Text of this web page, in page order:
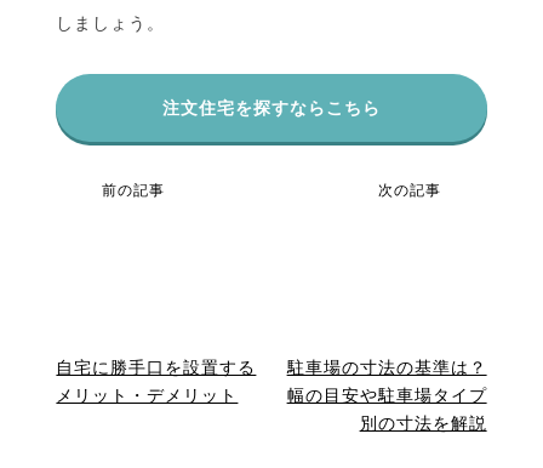
しましょう。
注文住宅を探すならこちら
前の記事
自宅に勝手口を設置する
メリット・デメリット
次の記事
駐車場の寸法の基準は？
幅の目安や駐車場タイプ
別の寸法を解説